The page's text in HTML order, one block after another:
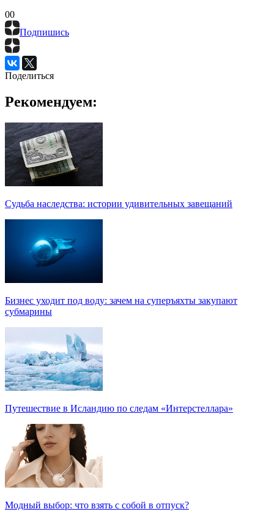
00
Подпишись
Поделиться
Рекомендуем:
Судьба наследства: истории удивительных завещаний
Бизнес уходит под воду: зачем на суперъяхты закупают
субмарины
Путешествие в Исландию по следам «Интерстеллара»
Модный выбор: что взять с собой в отпуск?